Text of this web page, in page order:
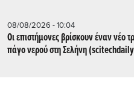
08/08/2026 - 10:04
Οι επιστήμονες βρίσκουν έναν νέο
πάγο νερού στη Σελήνη